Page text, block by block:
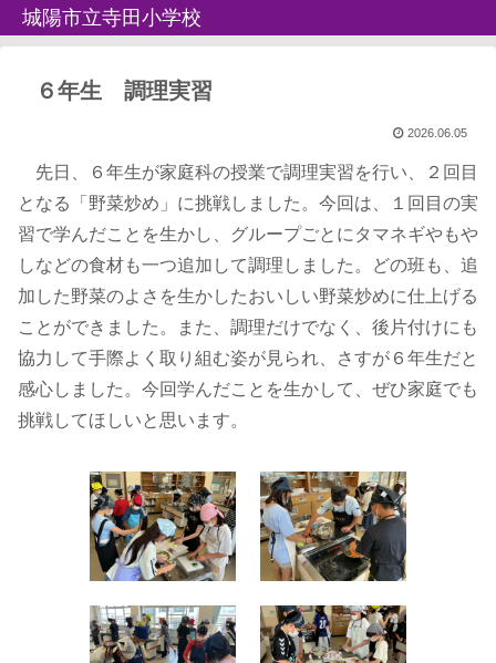
城陽市立寺田小学校
６年生 調理実習
2026.06.05
先日、６年生が家庭科の授業で調理実習を行い、２回目
となる「野菜炒め」に挑戦しました。今回は、１回目の実
習で学んだことを生かし、グループごとにタマネギやもや
しなどの食材も一つ追加して調理しました。どの班も、追
加した野菜のよさを生かしたおいしい野菜炒めに仕上げる
ことができました。また、調理だけでなく、後片付けにも
協力して手際よく取り組む姿が見られ、さすが６年生だと
感心しました。今回学んだことを生かして、ぜひ家庭でも
挑戦してほしいと思います。